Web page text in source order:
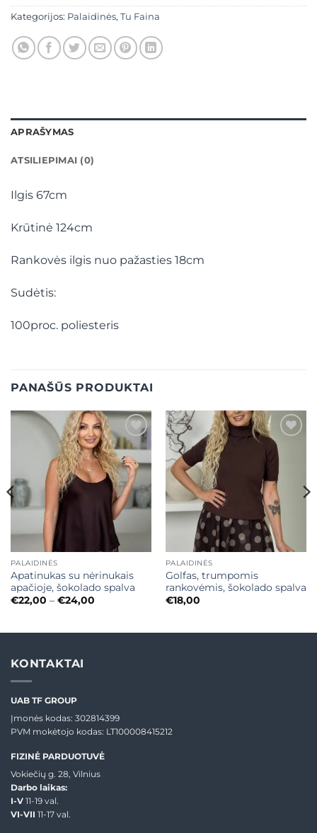
Kategorijos: Palaidinės, Tu Faina
APRAŠYMAS
ATSILIEPIMAI (0)
Ilgis 67cm
Krūtinė 124cm
Rankovės ilgis nuo pažasties 18cm
Sudėtis:
100proc. poliesteris
PANAŠŪS PRODUKTAI
Mėgstamiausias
PALAIDINĖS
Apatinukas su nėrinukais
apačioje, šokolado spalva
€22,00 – €24,00Price
€24,00
Mėgstamiausias
PALAIDINĖS
Golfas, trumpomis
rankovėmis, šokolado spalva
€18,00
KONTAKTAI
UAB TF GROUP
Įmonės kodas: 302814399
PVM mokėtojo kodas: LT100008415212
FIZINĖ PARDUOTUVĖ
Vokiečių g. 28, Vilnius
Darbo laikas:
I-V 11-19 val.
VI-VII 11-17 val.